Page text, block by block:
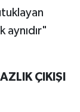
aynıdır"
ÇIKIŞI